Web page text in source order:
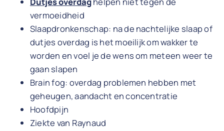
vermoeidheid
Slaapdronkenschap: na de nachtelijke slaap of
dutjes overdag is het moeilijk om wakker te
worden en voel je de wens om meteen weer te
gaan slapen
Brain fog: overdag problemen hebben met
geheugen, aandacht en concentratie
Hoofdpijn
Ziekte van Raynaud